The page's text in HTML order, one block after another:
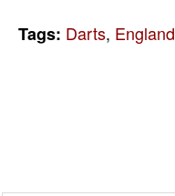
Tags: Darts, England